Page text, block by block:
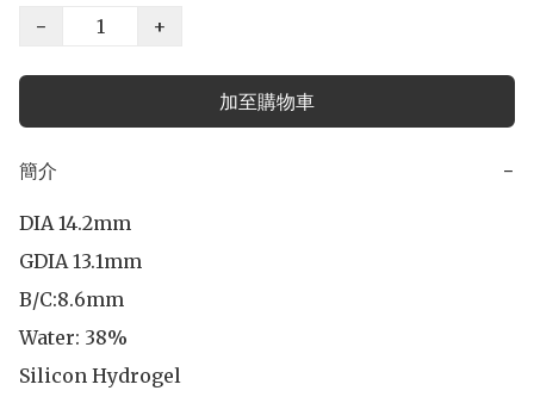
−
+
加至購物車
簡介 −
DIA 14.2mm
GDIA 13.1mm
B/C:8.6mm
Water: 38%
Silicon Hydrogel